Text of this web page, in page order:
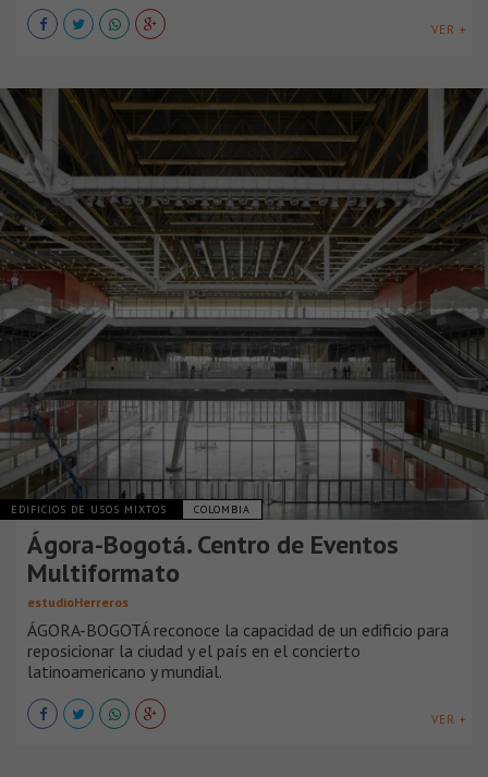
VER +
EDIFICIOS DE USOS MIXTOS COLOMBIA
Ágora-Bogotá. Centro de Eventos
Multiformato
estudioHerreros
ÁGORA-BOGOTÁ reconoce la capacidad de un edificio para
reposicionar la ciudad y el país en el concierto
latinoamericano y mundial.
VER +